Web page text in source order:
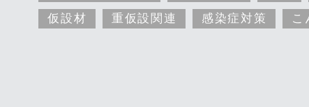
仮設材
重仮設関連 感染症対策 こ